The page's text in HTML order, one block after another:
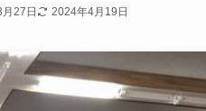
27日 2024年4月19日